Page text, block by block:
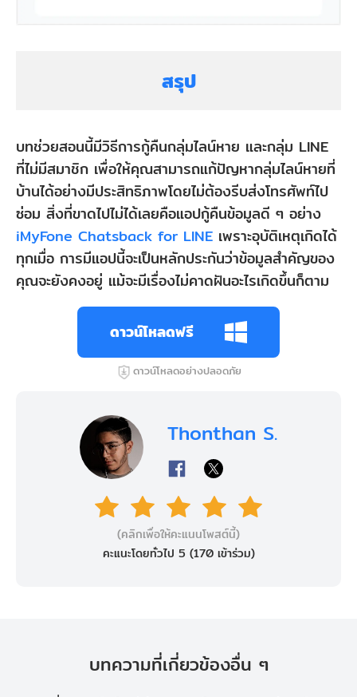
สรุป
บทช่วยสอนนี้มีวิธีการกู้คืนกลุ่มไลน์หาย และกลุ่ม LINE
ที่ไม่มีสมาชิก เพื่อให้คุณสามารถแก้ปัญหากลุ่มไลน์หายที่
บ้านได้อย่างมีประสิทธิภาพโดยไม่ต้องรีบส่งโทรศัพท์ไป
ซ่อม สิ่งที่ขาดไปไม่ได้เลยคือแอปกู้คืนข้อมูลดี ๆ อย่าง
iMyFone Chatsback for LINE เพราะอุบัติเหตุเกิดได้
ทุกเมื่อ การมีแอปนี้จะเป็นหลักประกันว่าข้อมูลสำคัญของ
คุณจะยังคงอยู่ แม้จะมีเรื่องไม่คาดฝันอะไรเกิดขึ้นก็ตาม
ดาวน์โหลดฟรี
ดาวน์โหลดอย่างปลอดภัย
Thonthan S.
(คลิกเพื่อให้คะแนนโพสต์นี้)
คะแนะโดยทั่วไป 5 (170เข้าร่วม)
บทความที่เกี่ยวข้องอื่น ๆ